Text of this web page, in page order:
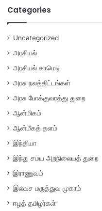
Categories
Uncategorized
அரசியல்
அரசியல் காமெடி
அரசு நலத்திட்டங்கள்
அரசு போக்குவரத்து துறை
ஆன்மிகம்
ஆன்மீகத் தளம்
இந்தியா
இந்து சமய அறநிலையத் துறை
இராணுவம்
இலவச மருத்துவ முகாம்
ஈழத் தமிழர்கள்